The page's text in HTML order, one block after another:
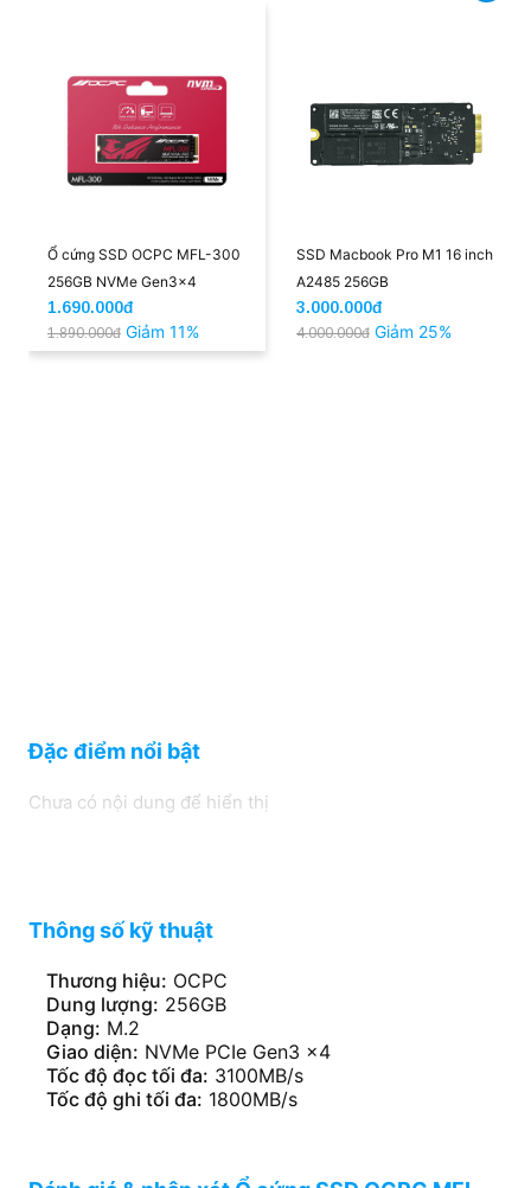
Ổ cứng SSD OCPC MFL-300
256GB NVMe Gen3x4
(R3500/W2100)
1.690.000đ
1.890.000đ Giảm 11%
SSD Macbook Pro M1 16 inch
A2485 256GB
3.000.000đ
4.000.000đ Giảm 25%
Đặc điểm nổi bật
Chưa có nội dung để hiển thị
Thông số kỹ thuật
Thương hiệu: OCPC
Dung lượng: 256GB
Dạng: M.2
Giao diện: NVMe PCIe Gen3 x4
Tốc độ đọc tối đa: 3100MB/s
Tốc độ ghi tối đa: 1800MB/s